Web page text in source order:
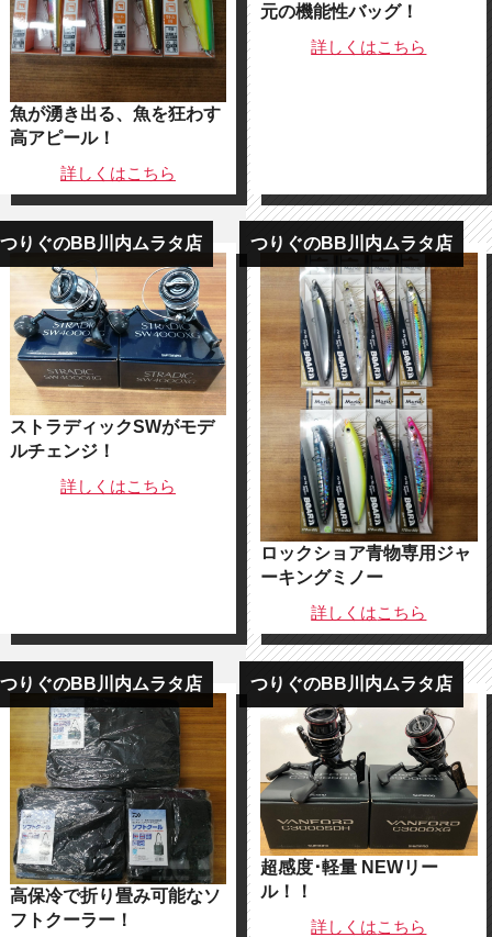
魚が湧き出る、魚を狂わす
高アピール！
詳しくはこちら
元の機能性バッグ！
詳しくはこちら
つりぐのBB川内ムラタ店
ストラディックSWがモデ
ルチェンジ！
詳しくはこちら
つりぐのBB川内ムラタ店
ロックショア青物専用ジャ
ーキングミノー
詳しくはこちら
つりぐのBB川内ムラタ店
高保冷で折り畳み可能なソ
フトクーラー！
つりぐのBB川内ムラタ店
超感度･軽量 NEWリー
ル！！
詳しくはこちら